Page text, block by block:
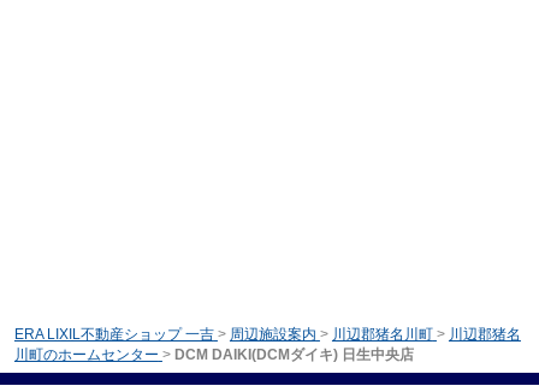
ERA LIXIL不動産ショップ 一吉 > 周辺施設案内 > 川辺郡猪名川町 > 川辺郡猪名
川町のホームセンター > DCM DAIKI(DCMダイキ) 日生中央店